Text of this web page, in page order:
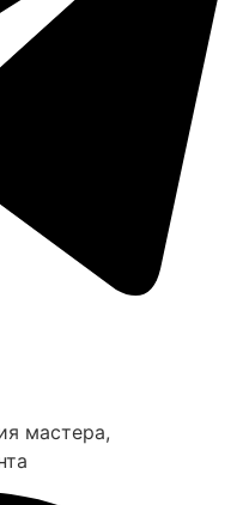
мастера,